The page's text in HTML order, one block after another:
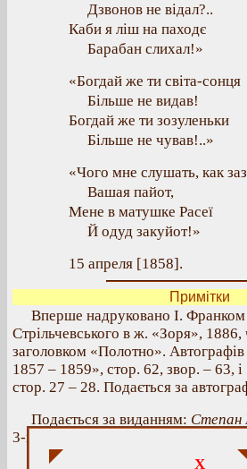
X
Дзвонов не відал?..
Каби я ліш на паходє
Барабан слихал!»
«Богдай же ти світа-сонця
Більше не видав!
Богдай же ти зозуленьки
Більше не чував!..»
«Чого мне слушать, как
Вашая пайот,
Мене в матушке Расеї
Й одуд закуйот!»
15 апреля [1858].
Примітки
Вперше надруковано І. Франком
Стрільчевського в ж. «Зоря», 1886,
заголовком «Полотно».
1857 – 1859», стор. 62, звор. – 63,
стор. 27 – 28. Подається за
Подається за виданням: Степан
3-х тт. – К.: Наукова думка, 1972 р.,